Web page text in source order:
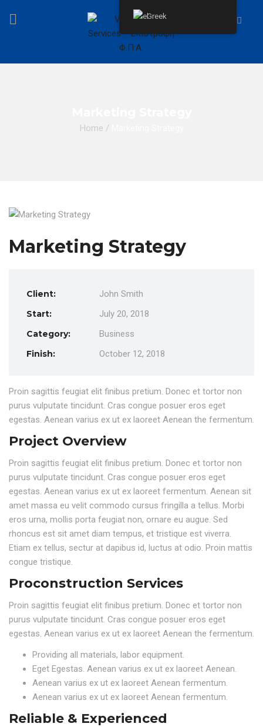
Home /
Marketing Strategy
Client:
John Smith
Start:
July 20, 2018
Category:
Business
Finish:
October 12, 2018
Proin sagittis feugiat elit finibus pretium. Donec et tortor non
purus vulputate tincidunt. Cras congue posuer eros eget
egestas. Aenean varius ex ut ex laoreet Aenean the fermentum.
Project Overview
Proin sagittis feugiat elit finibus pretium. Donec et tortor non
purus vulputate tincidunt. Cras congue posuer eros eget
egestas. Aenean varius ex ut ex laoreet fermentum. Aenean sit
amet massa eu velit commodo cursus fringilla a tellus. Morbi
eros urna, mollis porta feugiat non, ornare eu augue. Sed
rhoncus est sit amet diam tempus, et tristique est viverra.
Etiam ex tellus, sectur at dapibus id, luctus at odio. Proin mattis
congue tristique.
Proconstruction Services
Proin sagittis feugiat elit finibus pretium. Donec et tortor non
purus vulputate tincidunt. Cras congue posuer eros eget
egestas. Aenean varius ex ut ex laoreet Aenean the fermentum.
Providing all materials, labor equipment.
Eget Egestas. Aenean varius ex ut ex laoreet Aenean.
Aenean varius ex ut ex laoreet Aenean fermentum.
Aenean varius ex ut ex laoreet Aenean fermentum.
Reliable & Experienced
Greek